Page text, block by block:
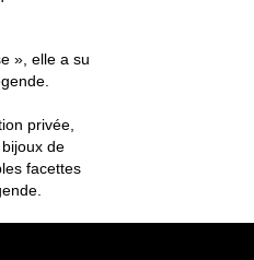
», elle a su
privée,
de
facettes